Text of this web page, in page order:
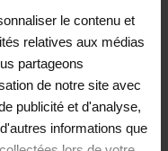
le contenu et
relatives aux médias
partageons
de notre site avec
publicité et d'analyse,
informations que
Washi 25/17 mmest
rebords de